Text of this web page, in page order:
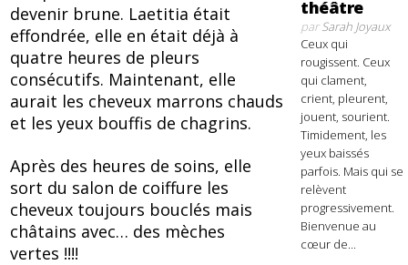
devenir brune. Laetitia était
effondrée, elle en était déjà à
quatre heures de pleurs
consécutifs. Maintenant, elle
aurait les cheveux marrons chauds
et les yeux bouffis de chagrins.
Après des heures de soins, elle
sort du salon de coiffure les
cheveux toujours bouclés mais
châtains avec… des mèches
vertes !!!!
théâtre
parSarah Joyaux
Ceux qui
rougissent. Ceux
qui clament,
crient, pleurent,
jouent, sourient.
Timidement, les
yeux baissés
parfois. Mais qui se
relèvent
progressivement.
Bienvenue au
cœur de...